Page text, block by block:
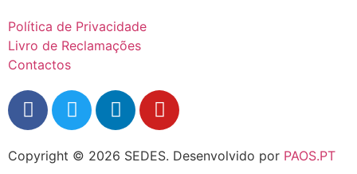
Política de Privacidade
Livro de Reclamações
Contactos
Copyright © 2026 SEDES. Desenvolvido por PAOS.PT